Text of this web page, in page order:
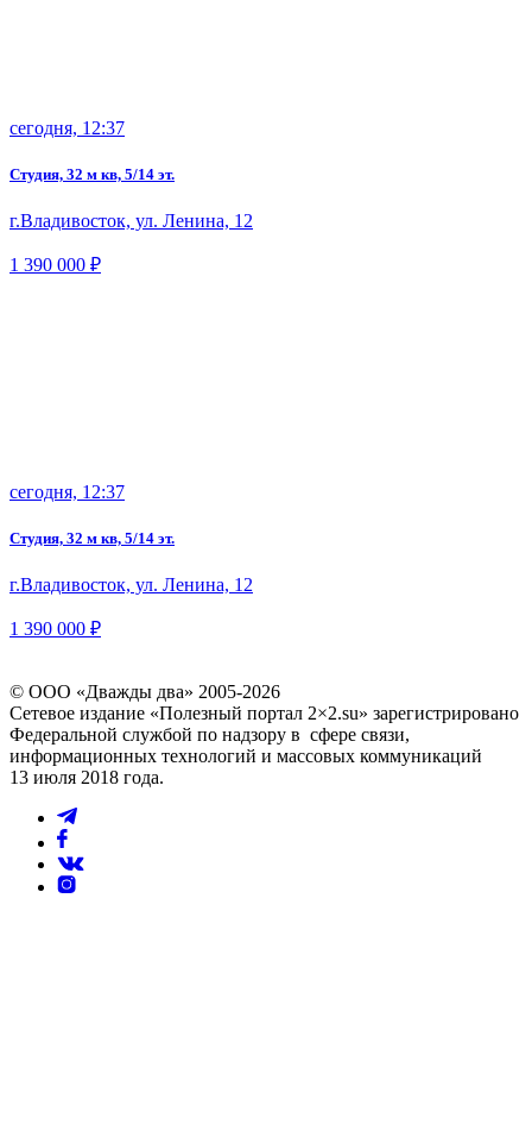
сегодня, 12:37
Студия, 32 м кв, 5/14 эт.
г.Владивосток, ул. Ленина, 12
1 390 000 ₽
сегодня, 12:37
Студия, 32 м кв, 5/14 эт.
г.Владивосток, ул. Ленина, 12
1 390 000 ₽
© ООО «Дважды два» 2005-2026
Сетевое издание «Полезный портал 2×2.su» зарегистрировано
Федеральной службой по надзору в сфере связи,
информационных технологий и массовых коммуникаций
13 июля 2018 года.